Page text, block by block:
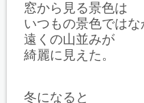
窓から見る景色は
いつもの景色ではな
遠くの山並みが
綺麗に見えた。
冬になると